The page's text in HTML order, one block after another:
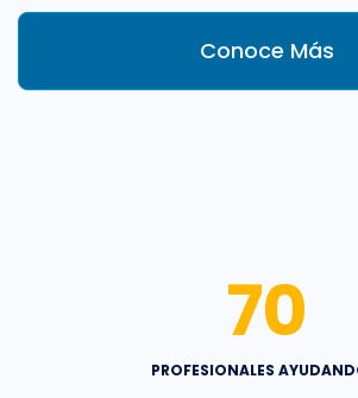
Conoce Más
PROFESIONALES
70